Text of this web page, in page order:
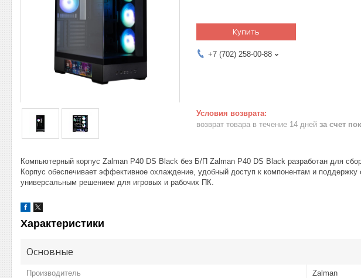
Купить
+7 (702) 258-00-88
возврат товара в течение 14 дней за счет
Компьютерный корпус Zalman P40 DS Black без Б/П Zalman P40 DS Black разработан для
Корпус обеспечивает эффективное охлаждение, удобный доступ к компонентам и
универсальным решением для игровых и рабочих ПК.
Характеристики
Основные
Производитель Zalman